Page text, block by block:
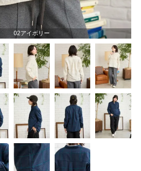
02アイボリー